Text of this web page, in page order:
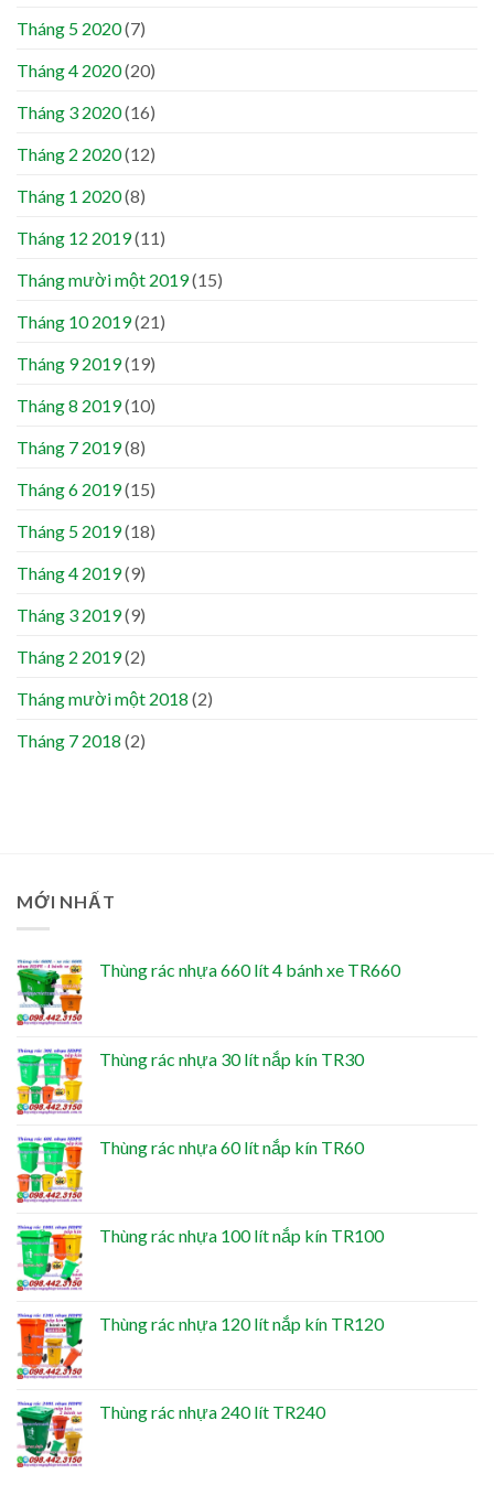
Tháng 5 2020(7)
Tháng 4 2020(20)
Tháng 3 2020(16)
Tháng 2 2020(12)
Tháng 1 2020(8)
Tháng 12 2019(11)
Tháng mười một 2019(15)
Tháng 10 2019(21)
Tháng 9 2019(19)
Tháng 8 2019(10)
Tháng 7 2019(8)
Tháng 6 2019(15)
Tháng 5 2019(18)
Tháng 4 2019(9)
Tháng 3 2019(9)
Tháng 2 2019(2)
Tháng mười một 2018 (2)
Tháng 7 2018 (2)
MỚI NHẤT
Thùng rác nhựa 660 lít 4 bánh xe TR660
Thùng rác nhựa 30 lít nắp kín TR30
Thùng rác nhựa 60 lít nắp kín TR60
Thùng rác nhựa 100 lít nắp kín TR100
Thùng rác nhựa 120 lít nắp kín TR120
Thùng rác nhựa 240 lít TR240